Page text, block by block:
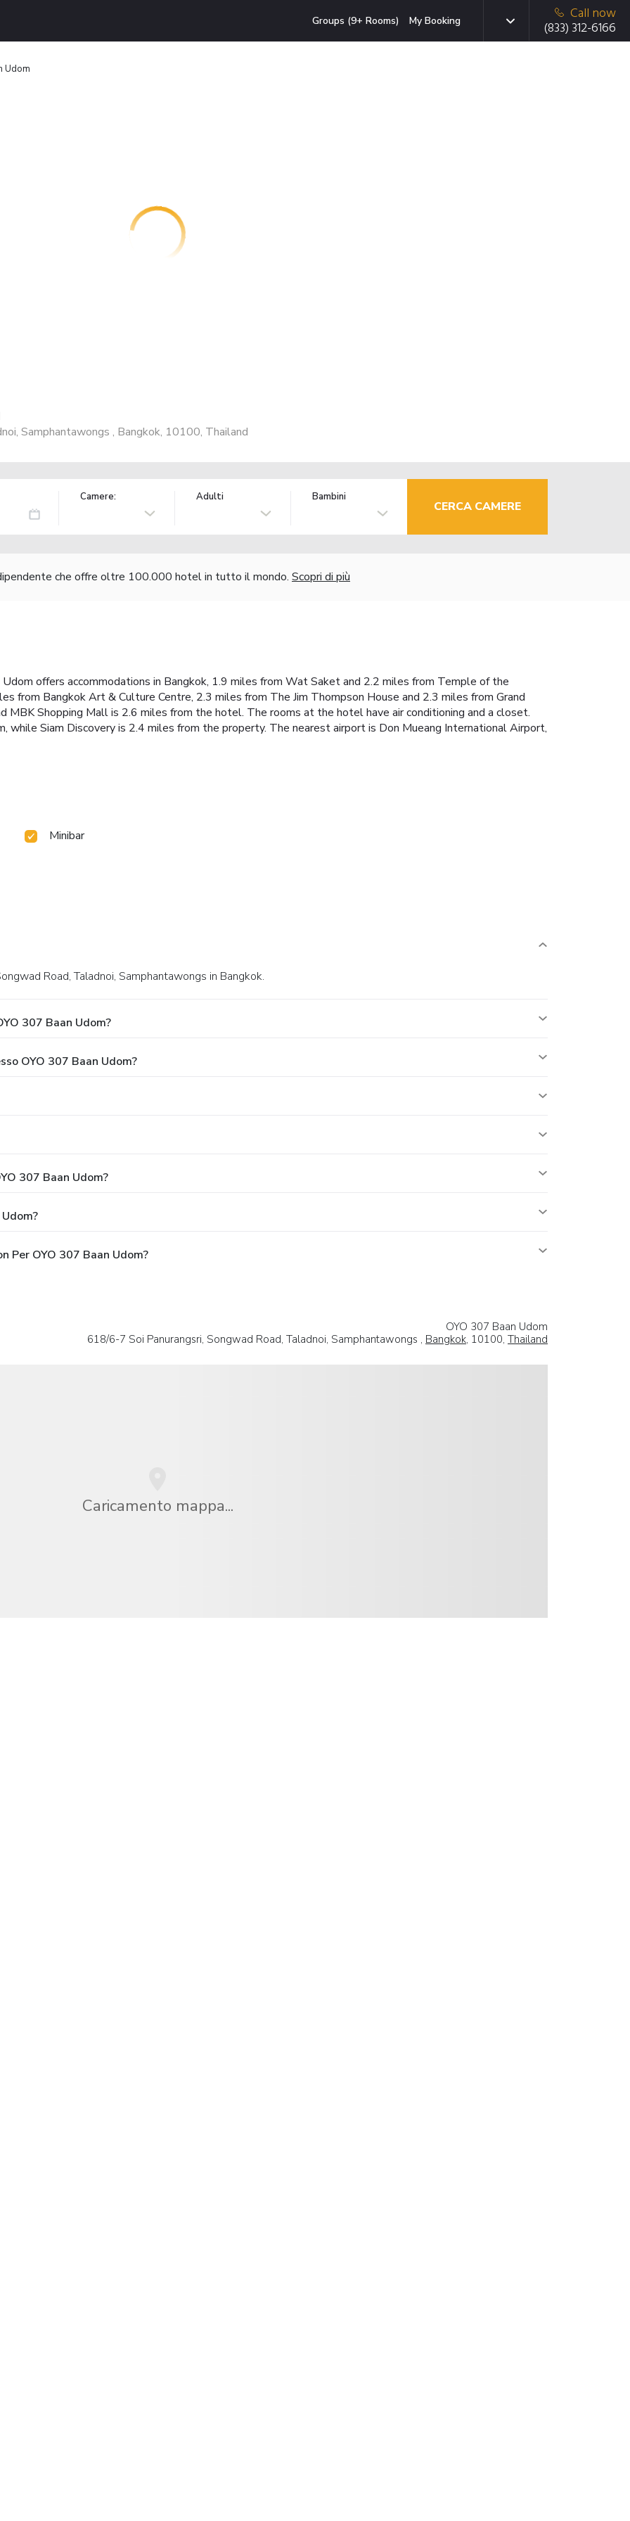
Groups (9+ Rooms) My Booking
Call now
(833) 312-6166
Udom
Samphantawongs , Bangkok, 10100, Thailand
Camere: Adulti Bambini
CERCA CAMERE
che offre oltre 100.000 hotel in tutto il mondo. Scopri di più
offers accommodations in Bangkok, 1.9 miles from Wat Saket and 2.2 miles from Temple of the
from Bangkok Art & Culture Centre, 2.3 miles from The Jim Thompson House and 2.3 miles from Grand
MBK Shopping Mall is 2.6 miles from the hotel. The rooms at the hotel have air conditioning and a closet.
while Siam Discovery is 2.4 miles from the property. The nearest airport is Don Mueang International Airport,
Minibar
Road, Taladnoi, Samphantawongs in Bangkok.
307 Baan Udom?
OYO 307 Baan Udom?
307 Baan Udom?
Per OYO 307 Baan Udom?
OYO 307 Baan Udom
618/6-7 Soi Panurangsri, Songwad Road, Taladnoi, Samphantawongs , Bangkok, 10100, Thailand
Caricamento mappa...